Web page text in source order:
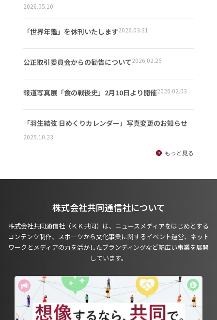
2026.05.10
「世界年鑑」を休刊いたします2026.03.31
公正取引委員会からの勧告について2026.02.25
報道写真展「食の戦後史」2月10日より開催2026.02.03
「羽生結弦 日めくりカレンダー」写真変更のお知らせ
2025.10.23
もっと見る
株式会社共同通信社について
株式会社共同通信社（ＫＫ共同）は、ニュースメディアをはじめとする
コンテンツ制作、スポーツから文化事業に関するイベント運営、ネット
ワークとメディアの力を活かしたブランディングなど幅広い事業を展開
しています。